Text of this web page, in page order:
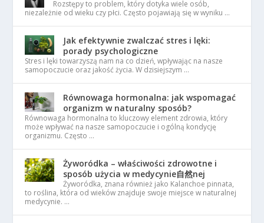
Rozstępy to problem, który dotyka wiele osób,
niezależnie od wieku czy płci. Często pojawiają się w wyniku …
Jak efektywnie zwalczać stres i lęki:
porady psychologiczne
Stres i lęki towarzyszą nam na co dzień, wpływając na nasze
samopoczucie oraz jakość życia. W dzisiejszym …
Równowaga hormonalna: jak wspomagać
organizm w naturalny sposób?
Równowaga hormonalna to kluczowy element zdrowia, który
może wpływać na nasze samopoczucie i ogólną kondycję
organizmu. Często …
Żyworódka – właściwości zdrowotne i
sposób użycia w medycynie自然nej
Żyworódka, znana również jako Kalanchoe pinnata,
to roślina, która od wieków znajduje swoje miejsce w naturalnej
medycynie. …